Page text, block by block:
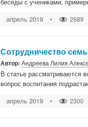
беседы с учениками,
апрель 2019 • 2689
Сотрудничество
Автор: Андреева Лилия
В статье рассматриваются
вопрос воспитания
апрель 2019 • 2300